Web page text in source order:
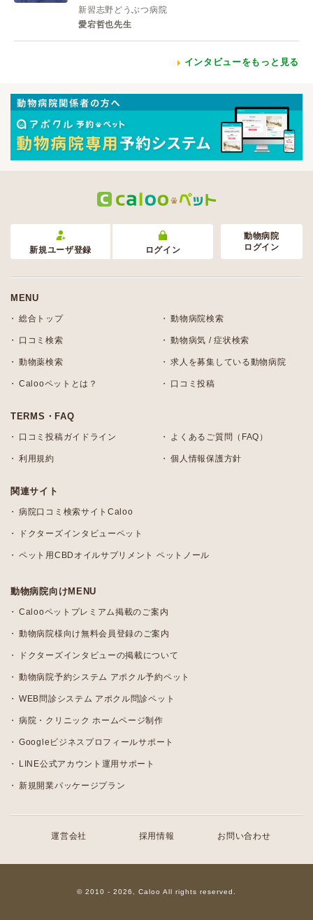
新習志野どうぶつ病院
愛宕哲也先生
インタビューをもっと見る
新規ユーザ登録 ログイン
動物病院
ログイン
MENU
総合トップ 動物病院検索
口コミ検索 動物病気 / 症状検索
動物薬検索 求人を募集している動物病院
Calooペットとは？ 口コミ投稿
TERMS・FAQ
口コミ投稿ガイドライン よくあるご質問（FAQ）
利用規約 個人情報保護方針
関連サイト
病院口コミ検索サイトCaloo
ドクターズインタビューペット
ペット用CBDオイルサプリメント ペットノール
動物病院向けMENU
Calooペットプレミアム掲載のご案内
動物病院様向け無料会員登録のご案内
ドクターズインタビューの掲載について
動物病院予約システム アポクル予約ペット
WEB問診システム アポクル問診ペット
病院・クリニック ホームページ制作
Googleビジネスプロフィールサポート
LINE公式アカウント運用サポート
新規開業パッケージプラン
運営会社 採用情報 お問い合わせ
© 2010 - 2026, Caloo All rights reserved.